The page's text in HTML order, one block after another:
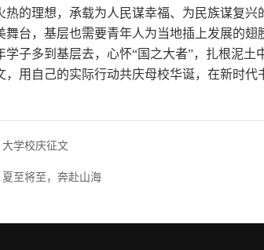
的理想，承载为人民谋幸福、为民族谋复兴
舞台，基层也需要青年人为当地插上发展的
学子多到基层去，心怀“国之大者”，扎根泥土
用自己的实际行动共庆母校华诞，在新时代
大学校庆征文
夏至将至，奔赴山海